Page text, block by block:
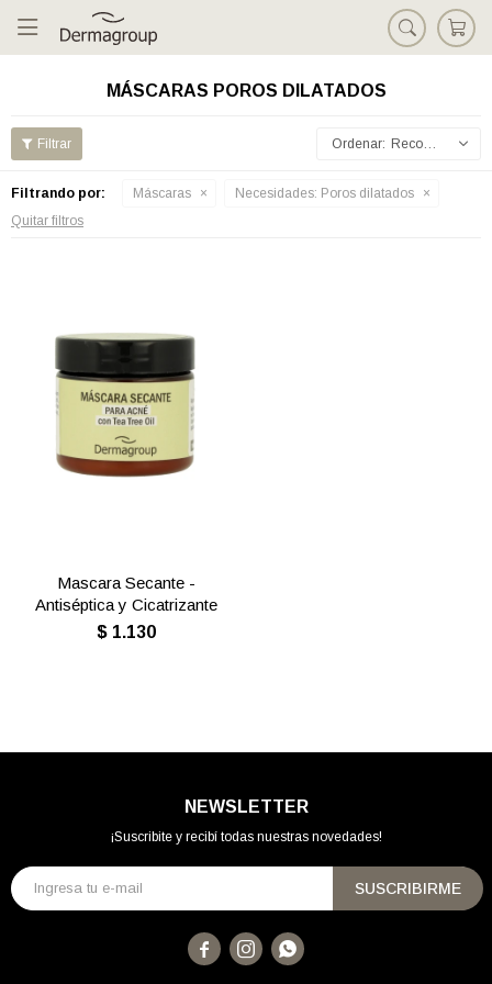

MÁSCARAS POROS DILATADOS
Recomendados
Filtrando por: Máscaras Necesidades: Poros dilatados
Quitar filtros
Mascara Secante -
Antiséptica y Cicatrizante
$ 1.130
NEWSLETTER
¡Suscribite y recibí todas nuestras novedades!
SUSCRIBIRME
  